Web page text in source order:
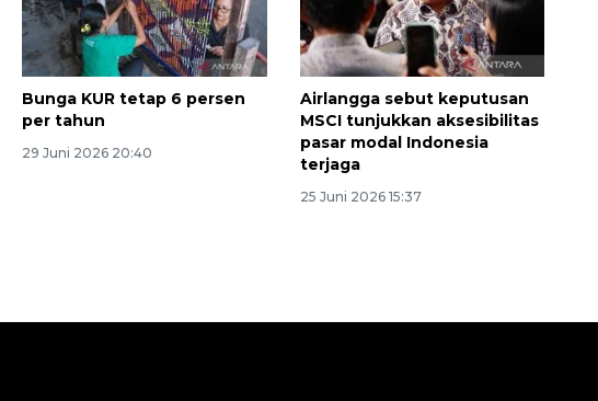
Bunga KUR tetap 6 persen
per tahun
29 Juni 2026 20:40
Airlangga sebut keputusan
MSCI tunjukkan aksesibilitas
pasar modal Indonesia
terjaga
25 Juni 2026 15:37